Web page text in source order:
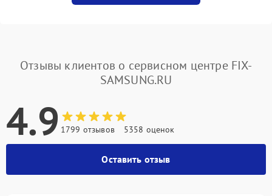
Отзывы клиентов о сервисном центре FIX-
SAMSUNG.RU
4.9 1799 отзывов 5358 оценок
Оставить отзыв